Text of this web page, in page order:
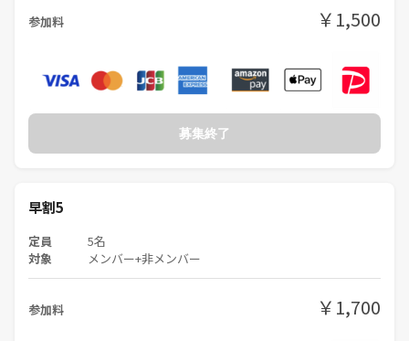
参加料 ￥1,500
募集終了
早割5
定員 5名
対象 メンバー+非メンバー
参加料 ￥1,700